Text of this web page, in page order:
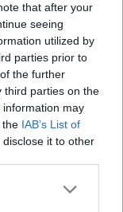
that after your
seeing
utilized by
parties prior to
the further
third parties on the
information may
the IAB’s List of
it to other
or more Google